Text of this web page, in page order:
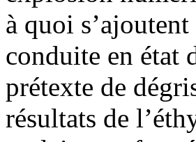
à quoi
conduite en état
prétexte de
résultats de